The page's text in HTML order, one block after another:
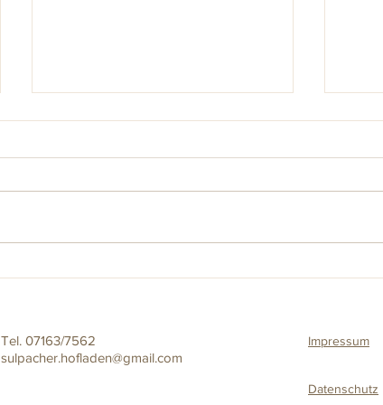
Impressum
Datenschutz
Tel. 07163/7562
sulpacher.hofladen@gmail.com